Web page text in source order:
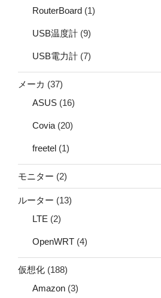
RouterBoard (1)
USB温度計 (9)
USB電力計 (7)
メーカ (37)
ASUS (16)
Covia (20)
freetel (1)
モニター (2)
ルーター (13)
LTE (2)
OpenWRT (4)
仮想化 (188)
Amazon (3)